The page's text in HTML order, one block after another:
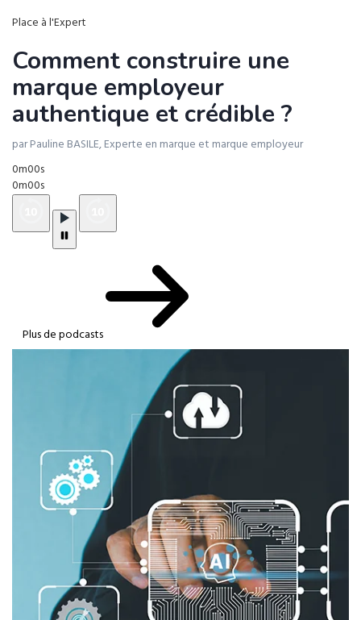
Place à l'Expert
Comment construire une
marque employeur
authentique et crédible ?
par Pauline BASILE, Experte en marque et marque employeur
0m00s
0m00s
Plus de podcasts